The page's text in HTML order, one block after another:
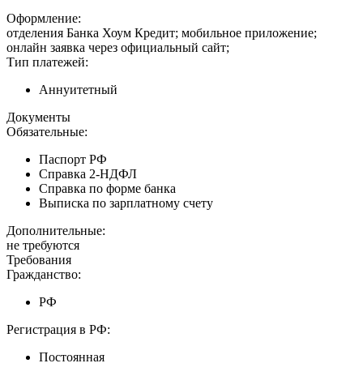
Оформление:
отделения Банка Хоум Кредит; мобильное приложение;
онлайн заявка через официальный сайт;
Тип платежей:
Аннуитетный
Документы
Обязательные:
Паспорт РФ
Справка 2-НДФЛ
Справка по форме банка
Выписка по зарплатному счету
Дополнительные:
не требуются
Требования
Гражданство:
РФ
Регистрация в РФ:
Постоянная